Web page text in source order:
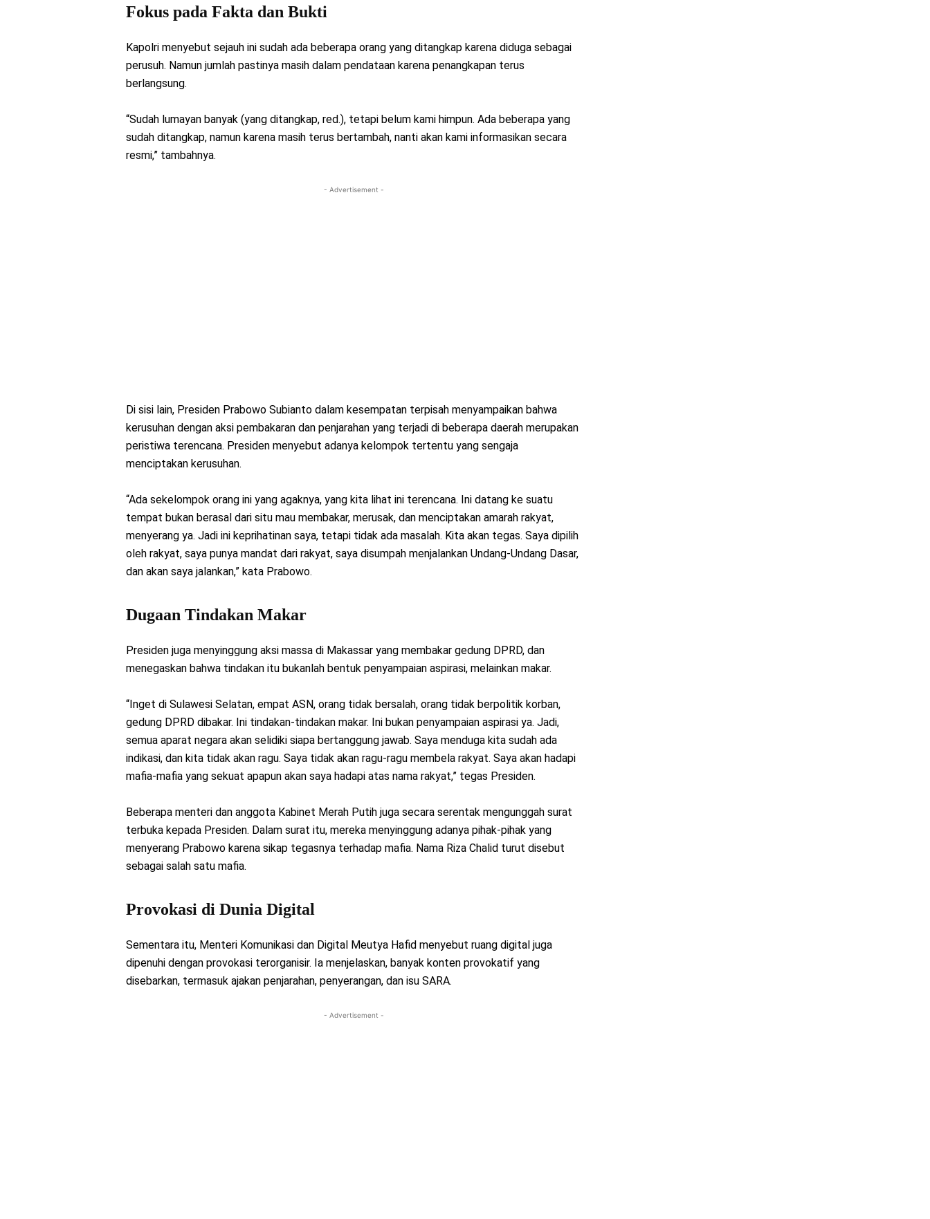
Fokus pada Fakta dan Bukti
Kapolri menyebut sejauh ini sudah ada beberapa orang yang ditangkap karena diduga sebagai
perusuh. Namun jumlah pastinya masih dalam pendataan karena penangkapan terus
berlangsung.
“Sudah lumayan banyak (yang ditangkap, red.), tetapi belum kami himpun. Ada beberapa yang
sudah ditangkap, namun karena masih terus bertambah, nanti akan kami informasikan secara
resmi,” tambahnya.
- Advertisement -
Di sisi lain, Presiden Prabowo Subianto dalam kesempatan terpisah menyampaikan bahwa
kerusuhan dengan aksi pembakaran dan penjarahan yang terjadi di beberapa daerah merupakan
peristiwa terencana. Presiden menyebut adanya kelompok tertentu yang sengaja
menciptakan kerusuhan.
“Ada sekelompok orang ini yang agaknya, yang kita lihat ini terencana. Ini datang ke suatu
tempat bukan berasal dari situ mau membakar, merusak, dan menciptakan amarah rakyat,
menyerang ya. Jadi ini keprihatinan saya, tetapi tidak ada masalah. Kita akan tegas. Saya dipilih
oleh rakyat, saya punya mandat dari rakyat, saya disumpah menjalankan Undang-Undang Dasar,
dan akan saya jalankan,” kata Prabowo.
Dugaan Tindakan Makar
Presiden juga menyinggung aksi massa di Makassar yang membakar gedung DPRD, dan
menegaskan bahwa tindakan itu bukanlah bentuk penyampaian aspirasi, melainkan makar.
“Inget di Sulawesi Selatan, empat ASN, orang tidak bersalah, orang tidak berpolitik korban,
gedung DPRD dibakar. Ini tindakan-tindakan makar. Ini bukan penyampaian aspirasi ya. Jadi,
semua aparat negara akan selidiki siapa bertanggung jawab. Saya menduga kita sudah ada
indikasi, dan kita tidak akan ragu. Saya tidak akan ragu-ragu membela rakyat. Saya akan hadapi
mafia-mafia yang sekuat apapun akan saya hadapi atas nama rakyat,” tegas Presiden.
Beberapa menteri dan anggota Kabinet Merah Putih juga secara serentak mengunggah surat
terbuka kepada Presiden. Dalam surat itu, mereka menyinggung adanya pihak-pihak yang
menyerang Prabowo karena sikap tegasnya terhadap mafia. Nama Riza Chalid turut disebut
sebagai salah satu mafia.
Provokasi di Dunia Digital
Sementara itu, Menteri Komunikasi dan Digital Meutya Hafid menyebut ruang digital juga
dipenuhi dengan provokasi terorganisir. Ia menjelaskan, banyak konten provokatif yang
disebarkan, termasuk ajakan penjarahan, penyerangan, dan isu SARA.
- Advertisement -